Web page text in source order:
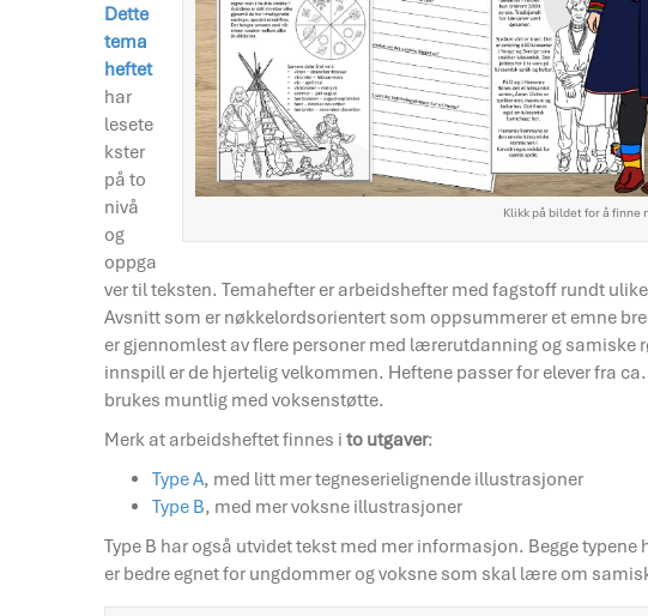
Klikk på bildet for å
Dette
tema
heftet
har
lesete
kster
på to
nivå
og
oppga
ver til teksten. Temahefter er arbeidshefter med fagstoff rundt
Avsnitt som er nøkkelordsorientert som oppsummerer et emne
er gjennomlest av flere personer med lærerutdanning og samiske
innspill er de hjertelig velkommen. Heftene passer for elever fra
brukes muntlig med voksenstøtte.
Merk at arbeidsheftet finnes ito utgaver:
Type A, med litt mer tegneserielignende illustrasjoner
Type B, med mer voksne illustrasjoner
Type B har også utvidet tekst med mer informasjon. Begge
er bedre egnet for ungdommer og voksne som skal lære om